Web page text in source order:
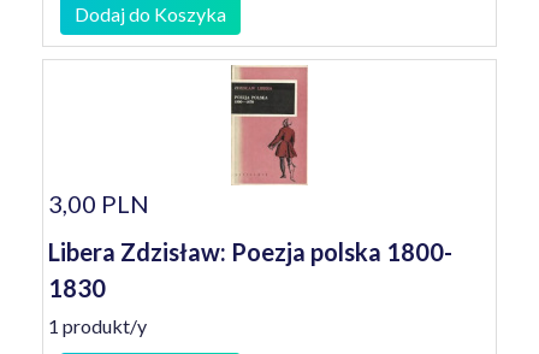
Dodaj do Koszyka
3,00 PLN
Libera Zdzisław: Poezja polska 1800-
1830
1 produkt/y